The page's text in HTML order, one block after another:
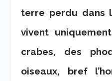
terre perdu dans
vivent
crabes, des
oiseaux, bref